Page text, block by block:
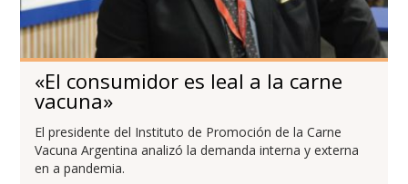
«El consumidor es leal a la carne
vacuna»
El presidente del Instituto de Promoción de la Carne
Vacuna Argentina analizó la demanda interna y externa
en a pandemia.